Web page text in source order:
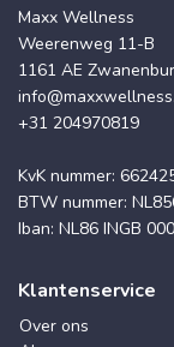
Maxx Wellness
Weerenweg 11-B
1161 AE
+31 204970819
KvK nummer:
BTW nummer:
Iban: NL86 INGB
Klantenservice
Over ons